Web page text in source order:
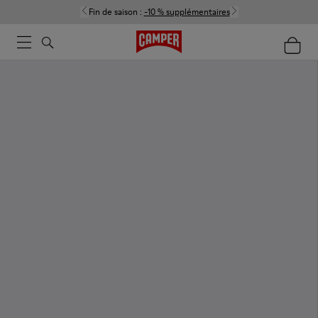
Fin de saison : -10 % supplémentaires